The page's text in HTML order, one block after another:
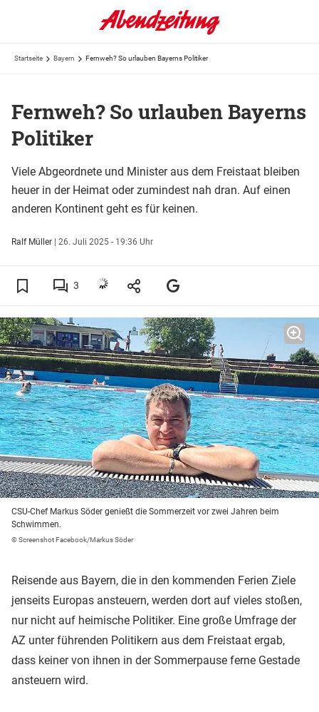
Startseite Bayern Fernweh? So urlauben Bayerns Politiker
Fernweh? So urlauben Bayerns
Politiker
Viele Abgeordnete und Minister aus dem Freistaat bleiben
heuer in der Heimat oder zumindest nah dran. Auf einen
anderen Kontinent geht es für keinen.
Ralf Müller | 26. Juli 2025 - 19:36 Uhr
3
CSU-Chef Markus Söder genießt die Sommerzeit vor zwei Jahren beim
Schwimmen.
© Screenshot Facebook/Markus Söder
Reisende aus Bayern, die in den kommenden Ferien Ziele
jenseits Europas ansteuern, werden dort auf vieles stoßen,
nur nicht auf heimische Politiker. Eine große Umfrage der
AZ unter führenden Politikern aus dem Freistaat ergab,
dass keiner von ihnen in der Sommerpause ferne Gestade
ansteuern wird.